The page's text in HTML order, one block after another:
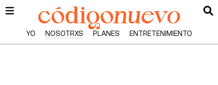
YO NOSOTRXS PLANES ENTRETENIMIENTO